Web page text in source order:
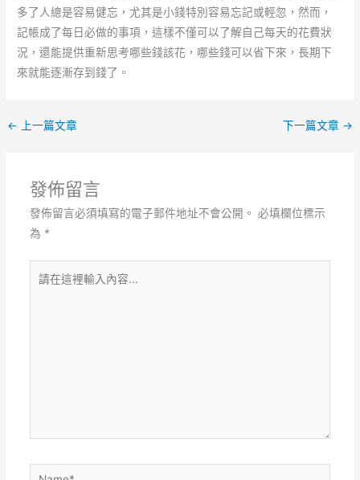
多了人總是容易健忘，尤其是小錢特別容易忘記或輕忽，然而，
記帳成了每日必做的事項，這樣不僅可以了解自己每天的花費狀
況，還能提供重新思考哪些錢該花，哪些錢可以省下來，長期下
來就能逐漸存到錢了。
← 上一篇文章 下一篇文章 →
發佈留言
發佈留言必須填寫的電子郵件地址不會公開。 必填欄位標示
為 *
在
Name*